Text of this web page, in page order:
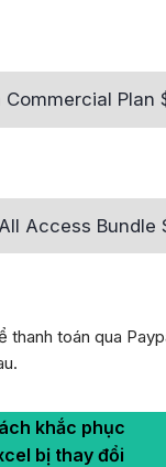
Commercial Plan
Access Bundle
thanh toán qua
khắc phục
bị thay đổi